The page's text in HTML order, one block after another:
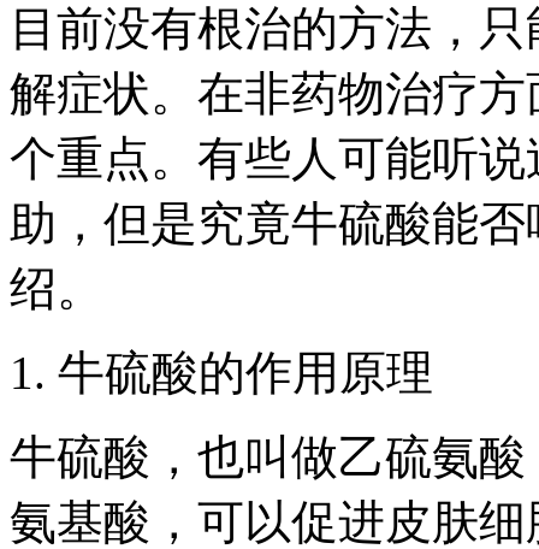
目前没有根治的方法，
解症状。在非药物治疗
个重点。有些人可能听
助，但是究竟牛硫酸能
绍。
1. 牛硫酸的作用原理
牛硫酸，也叫做乙硫氨
氨基酸，可以促进皮肤